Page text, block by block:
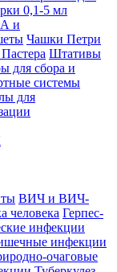
0,1-5 мл
и
Чашки Петри
Штативы
для сбора и
системы
для
ВИЧ и ВИЧ-
человека Герпес-
инфекции
инфекции
очаговые